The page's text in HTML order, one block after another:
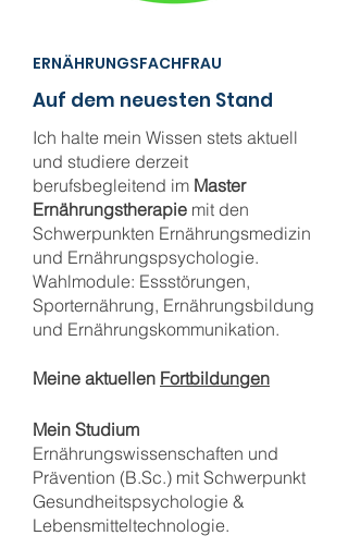
ERNÄHRUNGSFACHFRAU
Auf dem neuesten Stand
Ich halte mein Wissen stets aktuell
und studiere derzeit
berufsbegleitend im Master
Ernährungstherapie mit den
Schwerpunkten Ernährungsmedizin
und Ernährungspsychologie.
Wahlmodule: Essstörungen,
Sporternährung, Ernährungsbildung
und Ernährungskommunikation.
Meine aktuellen Fortbildungen
Mein Studium
Ernährungswissenschaften und
Prävention (B.Sc.) mit Schwerpunkt
Gesundheitspsychologie &
Lebensmitteltechnologie.